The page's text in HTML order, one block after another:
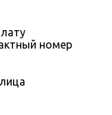
номер